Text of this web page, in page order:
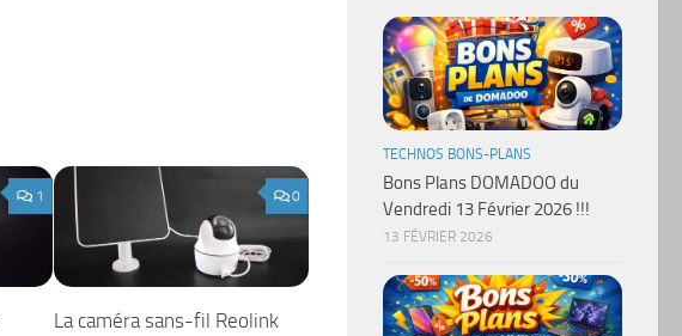
1 0
La caméra sans-fil Reolink
TECHNOS BONS-PLANS
Bons Plans DOMADOO du
Vendredi 13 Février 2026 !!!
13 FÉVRIER 2026